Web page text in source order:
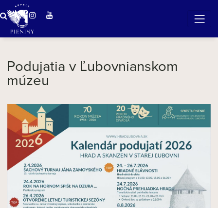
Zázračná voda v Pieninách
Podujatia v Ľubovnianskom
múzeu